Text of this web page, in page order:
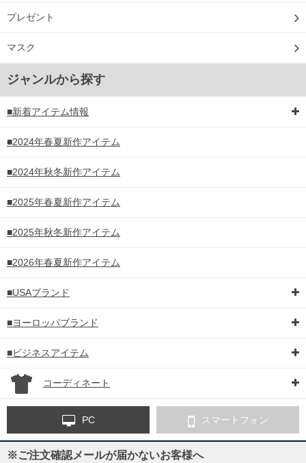
プレゼント
マスク
ジャンルから探す
■新着アイテム情報
■2024年春夏新作アイテム
■2024年秋冬新作アイテム
■2025年春夏新作アイテム
■2025年秋冬新作アイテム
■2026年春夏新作アイテム
■USAブランド
■ヨーロッパブランド
■ビジネスアイテム
コーディネート
PC スマートフォン
※ご注文確認メールが届かないお客様へ